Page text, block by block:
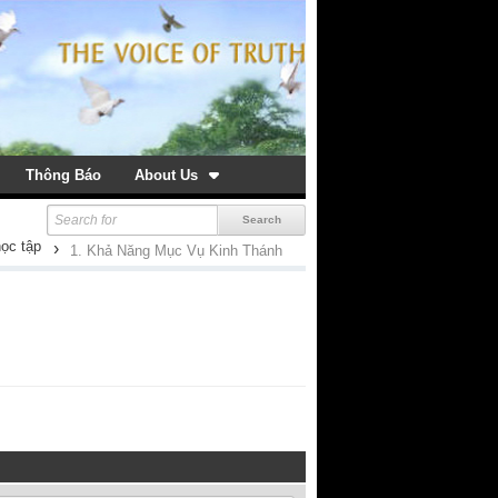
Thông Báo About Us
tập › 1. Khả Năng Mục Vụ Kinh Thánh